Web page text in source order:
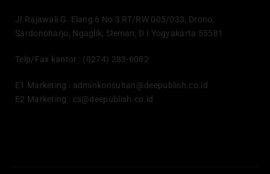
Jl.Rajawali G. Elang 6 No 3 RT/RW 005/033, Drono,
Sardonoharjo, Ngaglik, Sleman, D.I Yogyakarta 55581
Telp/Fax kantor : (0274) 283-6082
E1 Marketing : adminkonsultan@deepublish.co.id
E2 Marketing : cs@deepublish.co.id